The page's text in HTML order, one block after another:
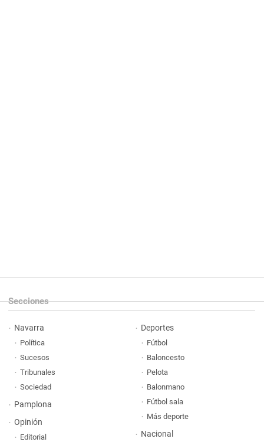
Secciones
Navarra
Política
Sucesos
Tribunales
Sociedad
Pamplona
Opinión
Editorial
Deportes
Fútbol
Baloncesto
Pelota
Balonmano
Fútbol sala
Más deporte
Nacional